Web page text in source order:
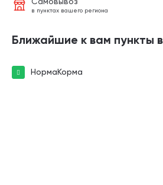
в пунктах вашего региона
Ближайшие к вам пункты
НормаКорма